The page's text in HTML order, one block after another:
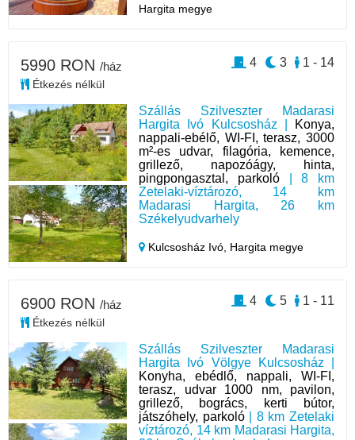
Hargita megye
Szállás Szilveszter Madarasi
Hargita Ivó Kulcsosház |
Konya,
nappali-ebélő, WI-FI, terasz, 3000
m²-es udvar, filagória, kemence,
grillező, napozóágy, hinta,
pingpongasztal, parkoló| 8 km
Zetelaki-víztározó, 14 km
Madarasi Hargita, 26 km
Székelyudvarhely
Kulcsosház Ivó, Hargita megye
5990 RON /ház
Étkezés nélkül
1 - 14
3
4
Szállás Szilveszter Madarasi
Hargita Ivó Völgye Kulcsosház |
Konyha, ebédlő, nappali, WI-FI,
terasz, udvar 1000 nm, pavilon,
grillező, bogrács, kerti bútor,
játszóhely, parkoló| 8 km Zetelaki
víztározó, 14 km Madarasi Hargita,
6900 RON /ház
Étkezés nélkül
1 - 11
5
4